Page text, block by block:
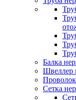
Балка
Швеллер
Сетка